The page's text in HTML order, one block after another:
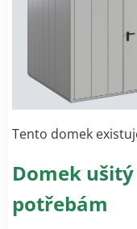
Tento domek
Domek
potřebám